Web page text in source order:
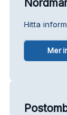
Hitta
Mer